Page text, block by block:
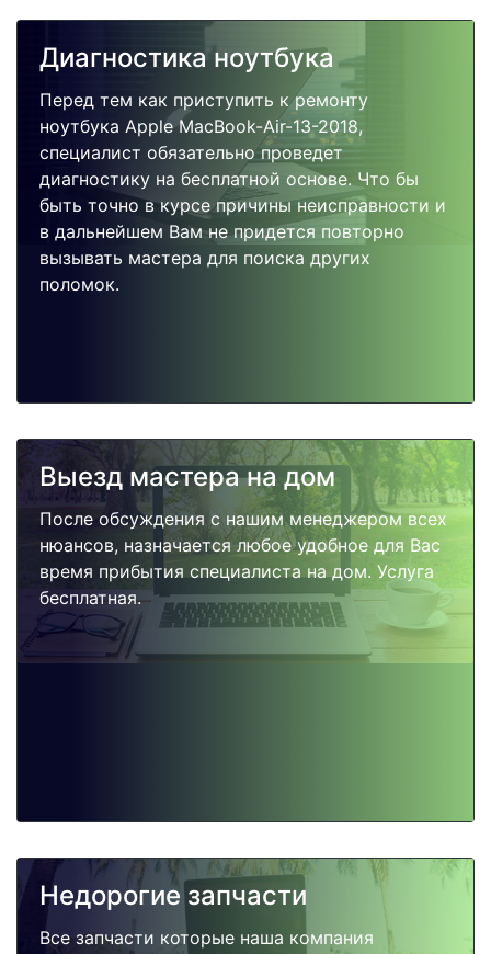
Диагностика ноутбука
Перед тем как приступить к ремонту
ноутбука Apple MacBook-Air-13-2018,
специалист обязательно проведет
диагностику на бесплатной основе. Что бы
быть точно в курсе причины неисправности и
в дальнейшем Вам не придется повторно
вызывать мастера для поиска других
поломок.
Выезд мастера на дом
После обсуждения с нашим менеджером всех
нюансов, назначается любое удобное для Вас
время прибытия специалиста на дом. Услуга
бесплатная.
Недорогие запчасти
Все запчасти которые наша компания